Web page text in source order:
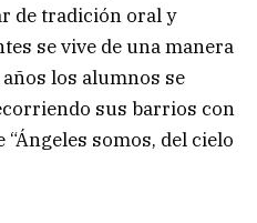
de tradición oral y
se vive de una manera
los alumnos se
sus barrios con
somos, del cielo